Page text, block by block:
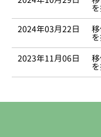
2024年03月22日
2023年11月06日